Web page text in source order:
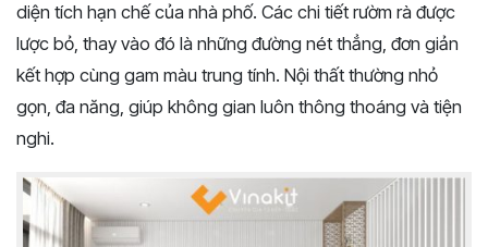
diện tích hạn chế của nhà phố. Các chi tiết rườm rà được
lược bỏ, thay vào đó là những đường nét thẳng, đơn giản
kết hợp cùng gam màu trung tính. Nội thất thường nhỏ
gọn, đa năng, giúp không gian luôn thông thoáng và tiện
nghi.